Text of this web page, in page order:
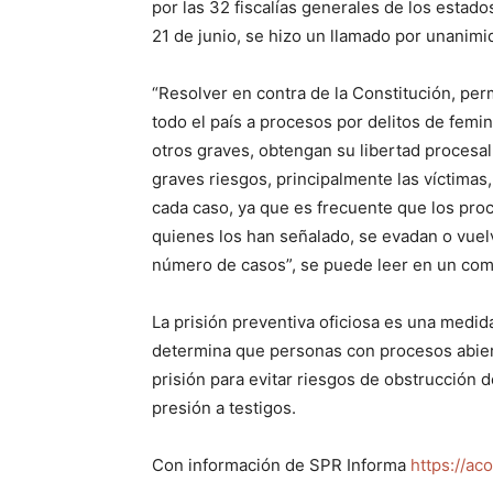
por las 32 fiscalías generales de los
21 de junio, se hizo un llamado por
“Resolver en contra de la Constitución,
todo el país a procesos por delitos de
otros graves, obtengan su libertad
graves riesgos, principalmente las
cada caso, ya que es frecuente que los
quienes los han señalado, se evadan o
número de casos”, se puede leer en un
La prisión preventiva oficiosa es una
determina que personas con procesos
prisión para evitar riesgos de obstrucción
presión a testigos.
Con información de SPR Informa https://